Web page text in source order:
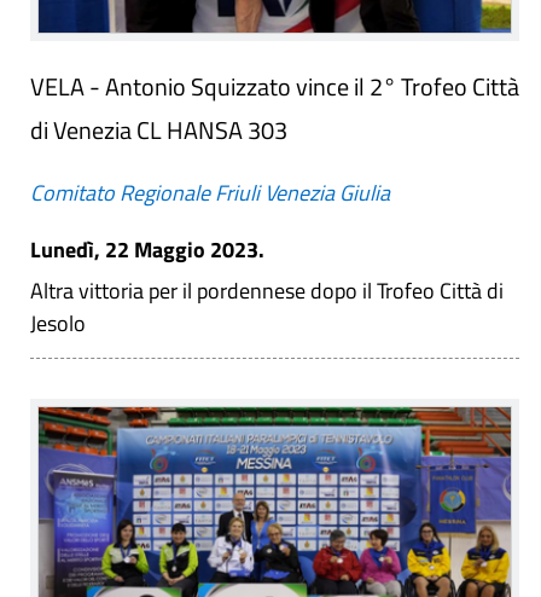
VELA - Antonio Squizzato vince il 2° Trofeo Città
di Venezia CL HANSA 303
Comitato Regionale Friuli Venezia Giulia
Lunedì, 22 Maggio 2023.
Altra vittoria per il pordennese dopo il Trofeo Città di
Jesolo